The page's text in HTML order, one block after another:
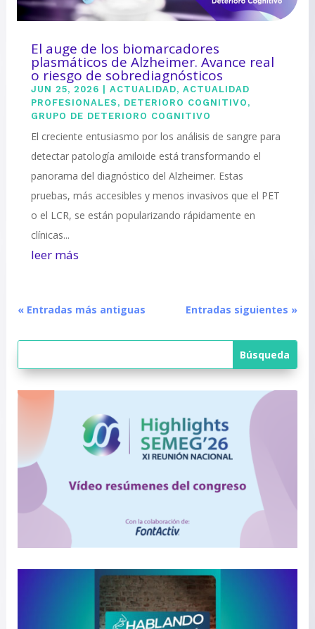
El auge de los biomarcadores
plasmáticos de Alzheimer. Avance real
o riesgo de sobrediagnósticos
JUN 25, 2026 | ACTUALIDAD, ACTUALIDAD
PROFESIONALES , DETERIORO COGNITIVO ,
GRUPO DE DETERIORO COGNITIVO
El creciente entusiasmo por los análisis de sangre para
detectar patología amiloide está transformando el
panorama del diagnóstico del Alzheimer. Estas
pruebas, más accesibles y menos invasivos que el PET
o el LCR, se están popularizando rápidamente en
clínicas...
leer más
« Entradas más antiguas Entradas siguientes »